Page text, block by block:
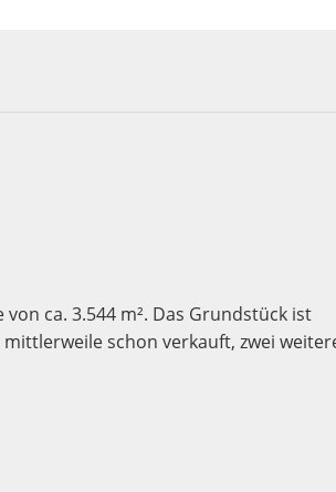
ca. 3.544 m². Das Grundstück ist
schon verkauft, zwei